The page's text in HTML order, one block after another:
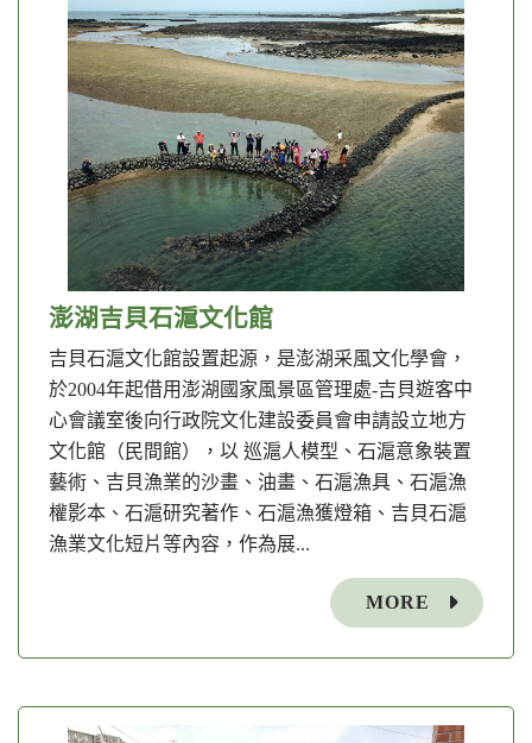
澎湖吉貝石滬文化館
吉貝石滬文化館設置起源，是澎湖采風文化學會，
於2004年起借用澎湖國家風景區管理處-吉貝遊客中
心會議室後向行政院文化建設委員會申請設立地方
文化館（民間館），以 巡滬人模型、石滬意象裝置
藝術、吉貝漁業的沙畫、油畫、石滬漁具、石滬漁
權影本、石滬研究著作、石滬漁獲燈箱、吉貝石滬
漁業文化短片等內容，作為展...
MORE